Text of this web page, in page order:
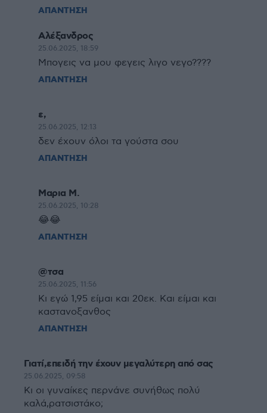
ΑΠΑΝΤΗΣΗ
Αλέξανδρος
25.06.2025, 18:59
Μπογεις να μου φεγεις λιγο νεγο????
ΑΠΑΝΤΗΣΗ
ε,
25.06.2025, 12:13
δεν έχουν όλοι τα γούστα σου
ΑΠΑΝΤΗΣΗ
Μαρια Μ.
25.06.2025, 10:28
😂😂
ΑΠΑΝΤΗΣΗ
@τσα
25.06.2025, 11:56
Κι εγώ 1,95 είμαι και 20εκ. Και είμαι και
καστανοξανθος
ΑΠΑΝΤΗΣΗ
Γιατί,επειδή την έχουν μεγαλύτερη από σας
25.06.2025, 09:58
Κι οι γυναίκες περνάνε συνήθως πολύ
καλά,ρατσιστάκο;